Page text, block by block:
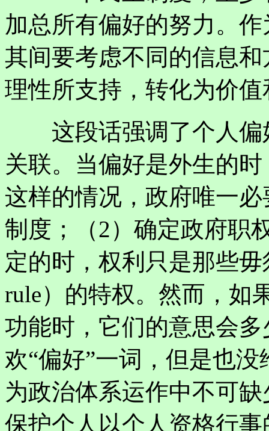
加总所有偏好的努力。
其间要考虑不同的信息
理性所支持，转化为价
这段话强调了个人偏
关联。当偏好是外生的
这样的情况，政府唯一
制度；（2）确定政府职
定的时，权利只是那些
rule）的特权。然而，如
功能时，它们的意思会
欢“偏好”一词，但是也
为政治体系运作中不可
保护个人以个人资格行